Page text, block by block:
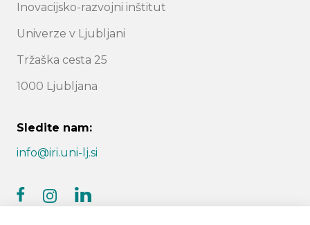
Inovacijsko-razvojni inštitut
Univerze v Ljubljani
Tržaška cesta 25
1000 Ljubljana
Sledite nam:
info@iri.uni-lj.si
facebookinstagram
linkedin